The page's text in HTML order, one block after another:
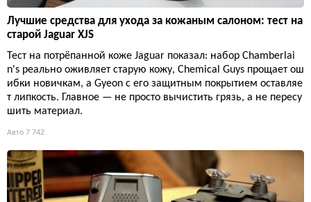
Лучшие средства для ухода за кожаным салоном: тест на
старой Jaguar XJS
Тест на потрёпанной коже Jaguar показал: набор Chamberlai
n's реально оживляет старую кожу, Chemical Guys прощает ош
ибки новичкам, а Gyeon с его защитным покрытием оставляе
т липкость. Главное — не просто вычистить грязь, а не пересу
шить материал.
Авто 7 742